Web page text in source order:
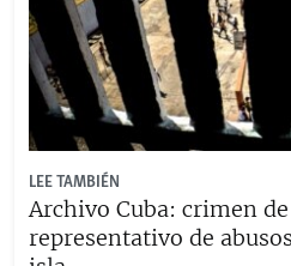
LEE TAMBIÉN
Archivo Cuba: crimen
representativo de